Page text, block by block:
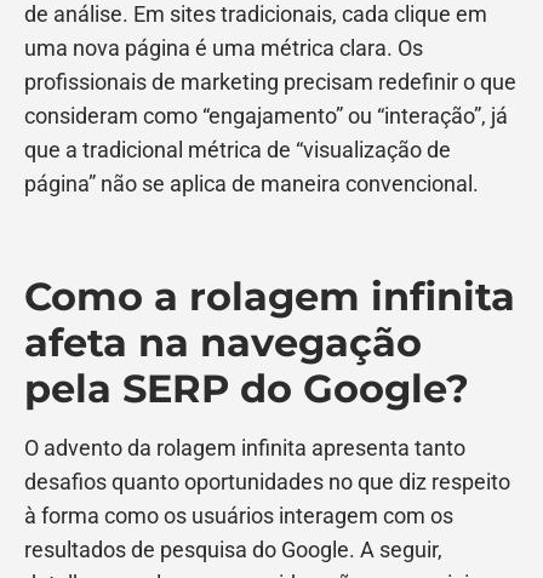
de análise. Em sites tradicionais, cada clique em
uma nova página é uma métrica clara. Os
profissionais de marketing precisam redefinir o que
consideram como “engajamento” ou “interação”, já
que a tradicional métrica de “visualização de
página” não se aplica de maneira convencional.
Como a rolagem infinita
afeta na navegação
pela SERP do Google?
O advento da rolagem infinita apresenta tanto
desafios quanto oportunidades no que diz respeito
à forma como os usuários interagem com os
resultados de pesquisa do Google. A seguir,